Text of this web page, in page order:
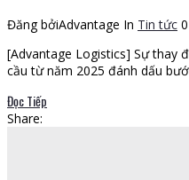
Đăng bởiAdvantage In Tin tức
[Advantage Logistics] Sự thay
cầu từ năm 2025 đánh dấu
Đọc Tiếp
Share: